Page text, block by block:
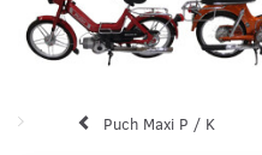
Puch Maxi P / K